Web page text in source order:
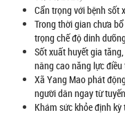
Cẩn trọng với bệnh sốt
Trong thời gian chưa
trọng chế độ dinh
Sốt xuất huyết gia
nâng cao năng lực điều
Xã Yang Mao phát
người dân ngay từ
Khám sức khỏe định